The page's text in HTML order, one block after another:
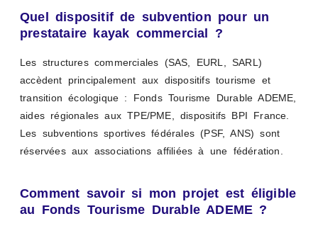
Quel dispositif de subvention pour un
prestataire kayak commercial ?
Les structures commerciales (SAS, EURL, SARL)
accèdent principalement aux dispositifs tourisme et
transition écologique : Fonds Tourisme Durable ADEME,
aides régionales aux TPE/PME, dispositifs BPI France.
Les subventions sportives fédérales (PSF, ANS) sont
réservées aux associations affiliées à une fédération.
Comment savoir si mon projet est éligible
au Fonds Tourisme Durable ADEME ?